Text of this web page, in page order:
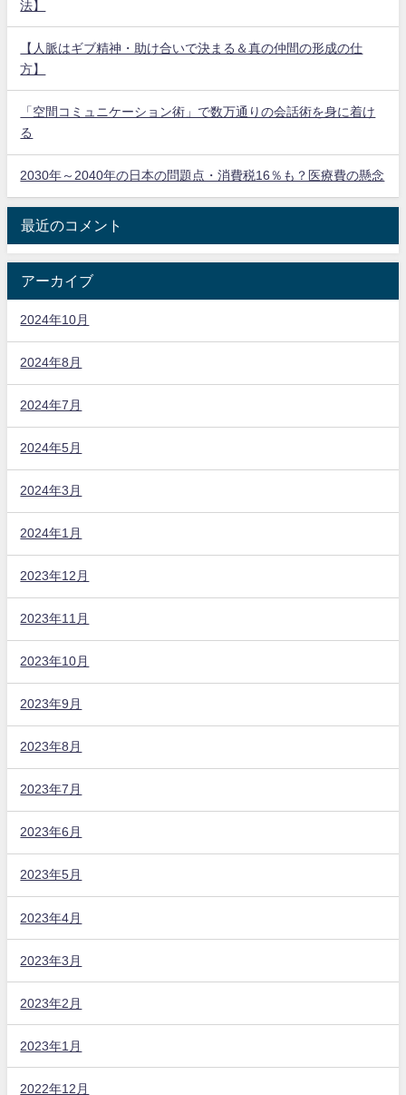
法】
【人脈はギブ精神・助け合いで決まる＆真の仲間の形成の仕
方】
「空間コミュニケーション術」で数万通りの会話術を身に着け
る
2030年～2040年の日本の問題点・消費税16％も？医療費の懸念
最近のコメント
アーカイブ
2024年10月
2024年8月
2024年7月
2024年5月
2024年3月
2024年1月
2023年12月
2023年11月
2023年10月
2023年9月
2023年8月
2023年7月
2023年6月
2023年5月
2023年4月
2023年3月
2023年2月
2023年1月
2022年12月